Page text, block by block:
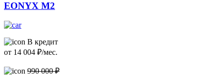
EONYX M2
В кредит
от 14 004 ₽/мес.
990 000 ₽